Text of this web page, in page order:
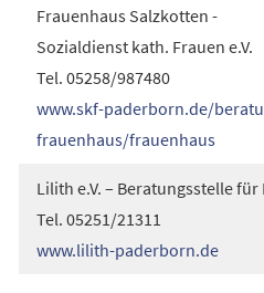
Frauenhaus Salzkotten -
Sozialdienst kath. Frauen e.V.
Tel. 05258/987480
www.skf-paderborn.de/
frauenhaus/frauenhaus
Lilith e.V. – Beratungsstelle
Tel. 05251/21311
www.lilith-paderborn.de